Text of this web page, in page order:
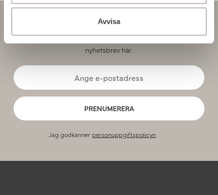
Avvisa
Nyhetsbrev
Missa inga nyheter eller erbjudanden! Prenumerera på vårt
nyhetsbrev här:
PRENUMERERA
Jag godkänner personuppgiftspolicyn.